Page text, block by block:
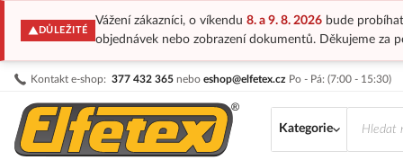
DŮLEŽITÉ
Vážení zákazníci, o víkendu 8. a 9. 8. 2026bude probíhat
objednávek nebo zobrazení dokumentů. Děkujeme za
Kontakt e-shop: 377 432 365 nebo eshop@elfetex.cz Po - Pá: (7:00 - 15:30)
Přejít
obsah
Kategorie